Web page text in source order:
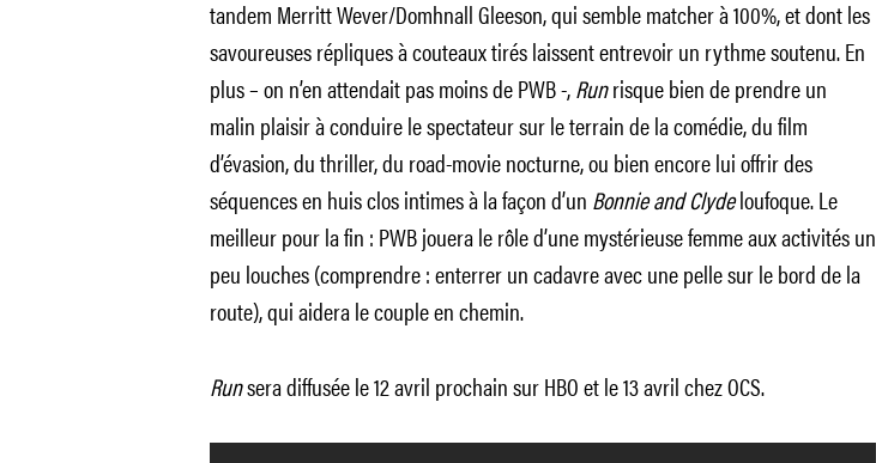
tandem Merritt Wever/Domhnall Gleeson, qui semble matcher à 100%, et dont les
savoureuses répliques à couteaux tirés laissent entrevoir un rythme soutenu. En
plus – on n’en attendait pas moins de PWB -,Runrisque bien de prendre un
malin plaisir à conduire le spectateur sur le terrain de la comédie, du film
d’évasion, du thriller, du road-movie nocturne, ou bien encore lui offrir des
séquences en huis clos intimes à la façon d’un Bonnie and Clydeloufoque. Le
meilleur pour la fin : PWB jouera le rôle d’une mystérieuse femme aux activités un
peu louches (comprendre : enterrer un cadavre avec une pelle sur le bord de la
route), qui aidera le couple en chemin.
Runsera diffusée le 12 avril prochain sur HBO et le 13 avril chez OCS.